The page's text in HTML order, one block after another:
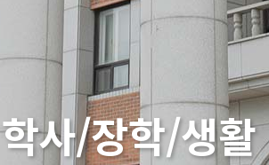
학사/장학/생활